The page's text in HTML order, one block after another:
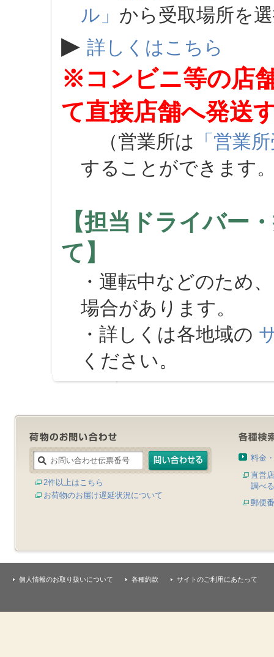
ル」 から受取場所を
▶ 詳しくはこちら
※コンビニ等の店
て直接店舗へ発送
（営業所は 「営業
することができます
【担当ドライバー
て】
・運転中などのため
場合があります。
・詳しくは各地域の
ください。
2件以上はこちら
お荷物のお届け遅延状況について
料金
直営
調べる
郵便
個人情報のお取り扱いについて 各種約款 サイトのご利用にあたって